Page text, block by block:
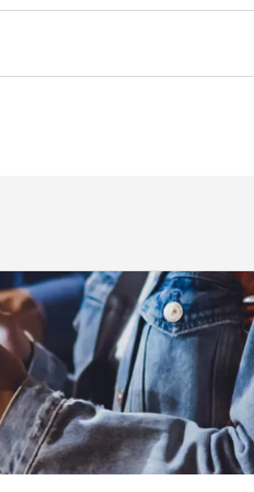
übernimmt das der
Regel zwischen sechs und